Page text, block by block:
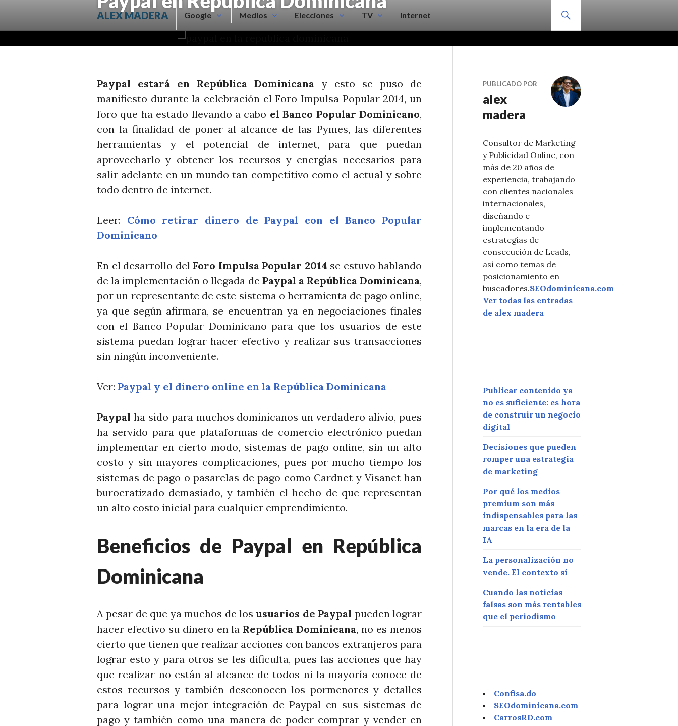
ALEX MADERA Google Medios Elecciones TV Internet
Paypal estará en República Dominicana y esto se puso de
manifiesto durante la celebración el Foro Impulsa Popular 2014, un
foro que ha estado llevando a cabo el Banco Popular Dominicano,
con la finalidad de poner al alcance de las Pymes, las diferentes
herramientas y el potencial de internet, para que puedan
aprovecharlo y obtener los recursos y energías necesarios para
salir adelante en un mundo tan competitivo como el actual y sobre
todo dentro de internet.
Leer: Cómo retirar dinero de Paypal con el Banco Popular
Dominicano
En el desarrollo del Foro Impulsa Popular 2014 se estuvo hablando
de la implementación o llegada de Paypal a República Dominicana,
por un representante de este sistema o herramienta de pago online,
ya que según afirmara, se encuentran ya en negociaciones finales
con el Banco Popular Dominicano para que los usuarios de este
sistema puedan lograr hacer efectivo y realizar sus transacciones
sin ningún inconveniente.
Ver: Paypal y el dinero online en la República Dominicana
Paypal ha sido para muchos dominicanos un verdadero alivio, pues
ha servido para que plataformas de comercio electrónico puedan
implementar en cierto modo, sistemas de pago online, sin un alto
costo y sin mayores complicaciones, pues por mucho tiempo los
sistemas de pago o pasarelas de pago como Cardnet y Visanet han
burocratizado demasiado, y también el hecho de que representan
un alto costo inicial para cualquier emprendimiento.
Beneficios de Paypal en República
Dominicana
A pesar de que ya muchos de los usuarios de Paypal pueden lograr
hacer efectivo su dinero en la República Dominicana, no es menos
cierto que tienen que realizar acciones con bancos extranjeros para
lograr esto y para otros se les dificulta, pues las acciones que hay
que realizar no están al alcance de todos ni la mayoría conoce de
estos recursos y también desconocen los pormenores y detalles
para lograr una mejor integración de Paypal en sus sistemas de
pago y también como una manera de poder comprar y vender en
PUBLICADO POR
alex
madera
Consultor de Marketing
y Publicidad Online, con
más de 20 años de
experiencia, trabajando
con clientes nacionales
internacionales,
diseñando e
implementando
estrategias de
consecución de Leads,
así como temas de
posicionamiento en
buscadores.SEOdominicana.com
Ver todas las entradas
de alex madera
Publicar contenido ya
no es suficiente: es hora
de construir un negocio
digital
Decisiones que pueden
romper una estrategia
de marketing
Por qué los medios
premium son más
indispensables para las
marcas en la era de la
IA
La personalización no
vende. El contexto sí
Cuando las noticias
falsas son más rentables
que el periodismo
Confisa.do
SEOdominicana.com
CarrosRD.com